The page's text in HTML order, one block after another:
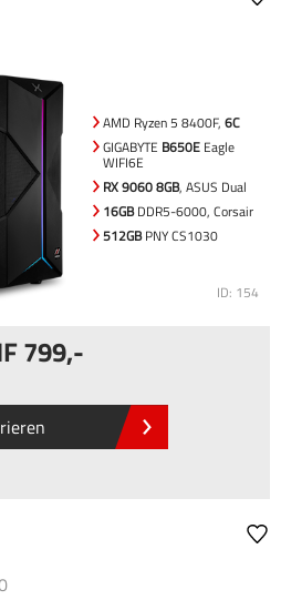
AMD Ryzen 5 8400F, 6C
GIGABYTE B650EEagle
WIFI6E
RX 9060 8GB, ASUS Dual
16GBDDR5-6000, Corsair
512GBPNY CS1030
ID: 154
799,-